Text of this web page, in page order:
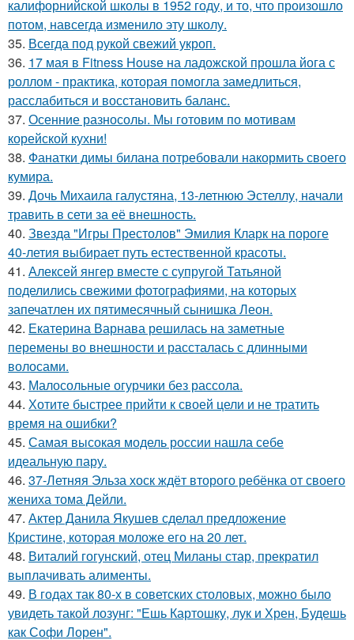
калифорнийской школы в 1952 году, и то, что произошло
потом, навсегда изменило эту школу.
35. Всегда под рукой свежий укроп.
36. 17 мая в Fitness House на ладожской прошла йога с
роллом - практика, которая помогла замедлиться,
расслабиться и восстановить баланс.
37. Осенние разносолы. Мы готовим по мотивам
корейской кухни!
38. Фанатки димы билана потребовали накормить своего
кумира.
39. Дочь Михаила галустяна, 13-летнюю Эстеллу, начали
травить в сети за её внешность.
40. Звезда "Игры Престолов" Эмилия Кларк на пороге
40-летия выбирает путь естественной красоты.
41. Алексей янгер вместе с супругой Татьяной
поделились свежими фотографиями, на которых
запечатлен их пятимесячный сынишка Леон.
42. Екатерина Варнава решилась на заметные
перемены во внешности и рассталась с длинными
волосами.
43. Малосольные огурчики без рассола.
44. Хотите быстрее прийти к своей цели и не тратить
время на ошибки?
45. Самая высокая модель россии нашла себе
идеальную пару.
46. 37-Летняя Эльза хоск ждёт второго ребёнка от своего
жениха тома Дейли.
47. Актер Данила Якушев сделал предложение
Кристине, которая моложе его на 20 лет.
48. Виталий гогунский, отец Миланы стар, прекратил
выплачивать алименты.
49. В годах так 80-х в советских столовых, можно было
увидеть такой лозунг: "Ешь Картошку, лук и Хрен, Будешь
как Софи Лорен".